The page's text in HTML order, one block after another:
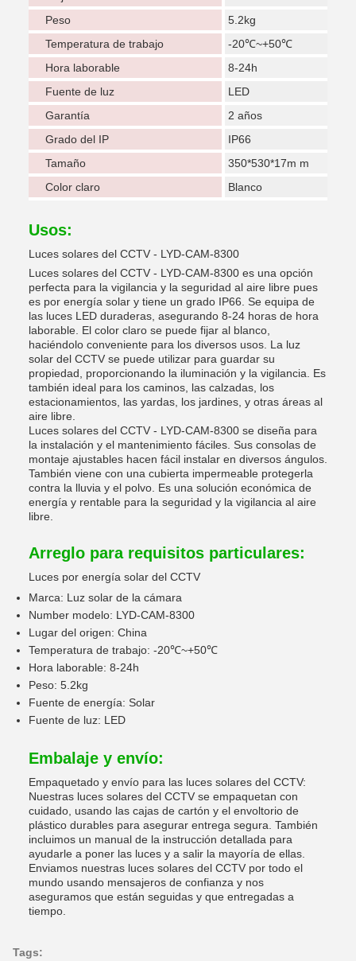
Peso
5.2kg
Temperatura de trabajo
-20℃~+50℃
Hora laborable
8-24h
Fuente de luz
LED
Garantía
2 años
Grado del IP
IP66
Tamaño
350*530*17m m
Color claro
Blanco
Usos:
Luces solares del CCTV - LYD-CAM-8300
Luces solares del CCTV - LYD-CAM-8300 es una opción
perfecta para la vigilancia y la seguridad al aire libre pues
es por energía solar y tiene un grado IP66. Se equipa de
las luces LED duraderas, asegurando 8-24 horas de hora
laborable. El color claro se puede fijar al blanco,
haciéndolo conveniente para los diversos usos. La luz
solar del CCTV se puede utilizar para guardar su
propiedad, proporcionando la iluminación y la vigilancia. Es
también ideal para los caminos, las calzadas, los
estacionamientos, las yardas, los jardines, y otras áreas al
aire libre.
Luces solares del CCTV - LYD-CAM-8300 se diseña para
la instalación y el mantenimiento fáciles. Sus consolas de
montaje ajustables hacen fácil instalar en diversos ángulos.
También viene con una cubierta impermeable protegerla
contra la lluvia y el polvo. Es una solución económica de
energía y rentable para la seguridad y la vigilancia al aire
libre.
Arreglo para requisitos particulares:
Luces por energía solar del CCTV
Marca: Luz solar de la cámara
Number modelo: LYD-CAM-8300
Lugar del origen: China
Temperatura de trabajo: -20℃~+50℃
Hora laborable: 8-24h
Peso: 5.2kg
Fuente de energía: Solar
Fuente de luz: LED
Embalaje y envío:
Empaquetado y envío para las luces solares del CCTV:
Nuestras luces solares del CCTV se empaquetan con
cuidado, usando las cajas de cartón y el envoltorio de
plástico durables para asegurar entrega segura. También
incluimos un manual de la instrucción detallada para
ayudarle a poner las luces y a salir la mayoría de ellas.
Enviamos nuestras luces solares del CCTV por todo el
mundo usando mensajeros de confianza y nos
aseguramos que están seguidas y que entregadas a
tiempo.
Tags: